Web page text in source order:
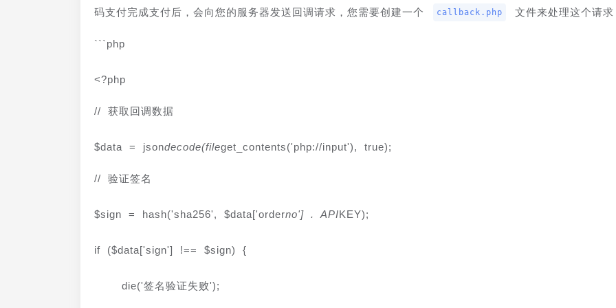
码支付完成支付后，会向您的服务器发送回调请求，您需要创建一个 callback.php 文件来处理这个请求
```php
<?php
// 获取回调数据
$data = jsondecode(fileget_contents('php://input'), true);
// 验证签名
$sign = hash('sha256', $data['orderno'] . APIKEY);
if ($data['sign'] !== $sign) {
    die('签名验证失败');